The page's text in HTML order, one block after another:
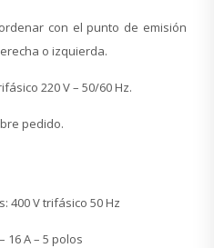
con el punto de emisión
o izquierda.
220 V – 50/60 Hz.
pedido.
400 V trifásico 50 Hz
16 A – 5 polos